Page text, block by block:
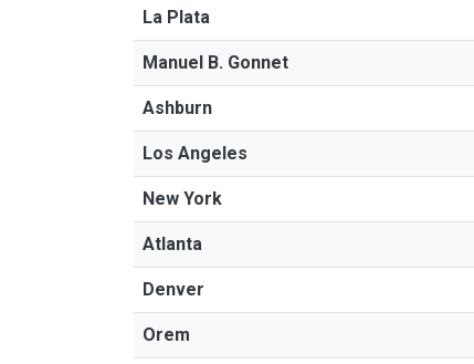
La Plata
Manuel B. Gonnet
Ashburn
Los Angeles
New York
Atlanta
Denver
Orem